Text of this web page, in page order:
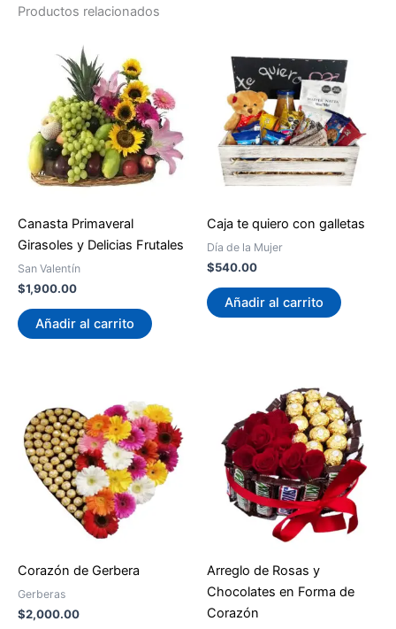
Productos relacionados
Canasta Primaveral
Girasoles y Delicias Frutales
San Valentín
$1,900.00
Añadir al carrito
Caja te quiero con galletas
Día de la Mujer
$540.00
Añadir al carrito
Corazón de Gerbera
Gerberas
$2,000.00
Arreglo de Rosas y
Chocolates en Forma de
Corazón